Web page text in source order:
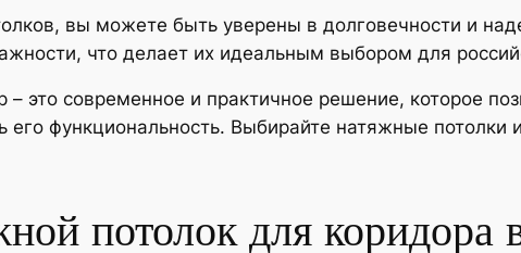
вы можете быть уверены в долговечности и
что делает их идеальным выбором для
– это современное и практичное решение, которое
его функциональность. Выбирайте натяжные
потолок для коридора